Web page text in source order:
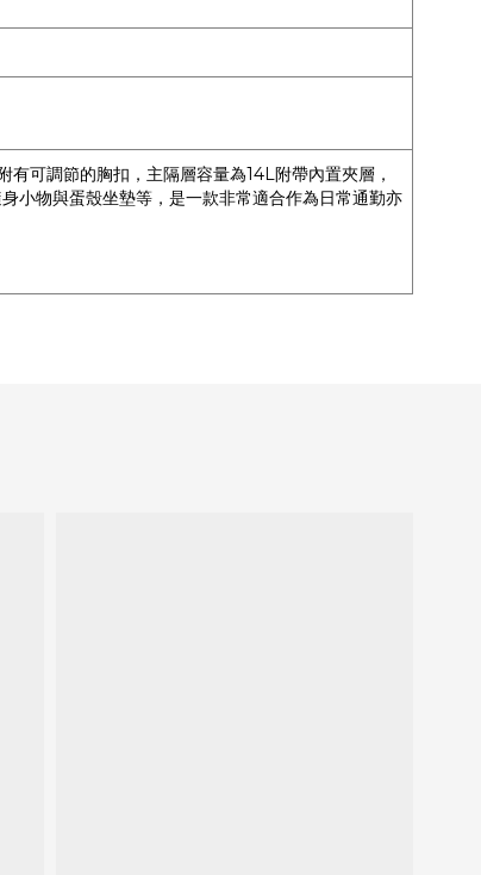
可調節的胸扣，主隔層容量為14L附帶內置夾層，
小物與蛋殼坐墊等，是一款非常適合作為日常通勤亦